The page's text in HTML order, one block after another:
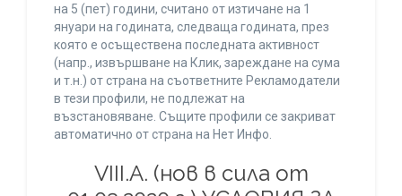
на 5 (пет) години, считано от изтичане на 1
януари на годината, следваща годината, през
която е осъществена последната активност
(напр., извършване на Клик, зареждане на сума
и т.н.) от страна на съответните Рекламодатели
в тези профили, не подлежат на
възстановяване. Същите профили се закриват
автоматично от страна на Нет Инфо.
VIII.A. (нов в сила от